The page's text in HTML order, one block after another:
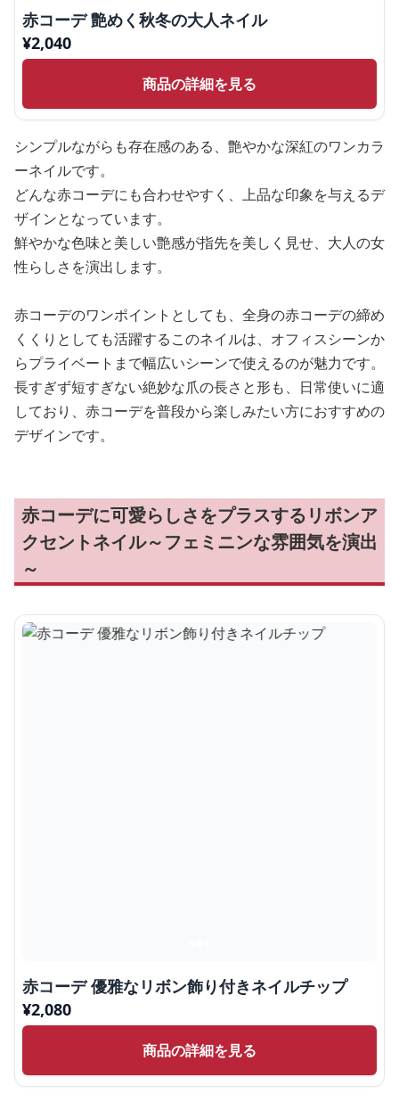
赤コーデ 艶めく秋冬の大人ネイル
¥2,040
商品の詳細を見る
シンプルながらも存在感のある、艶やかな深紅のワンカラ
ーネイルです。
どんな赤コーデにも合わせやすく、上品な印象を与えるデ
ザインとなっています。
鮮やかな色味と美しい艶感が指先を美しく見せ、大人の女
性らしさを演出します。
赤コーデのワンポイントとしても、全身の赤コーデの締め
くくりとしても活躍するこのネイルは、オフィスシーンか
らプライベートまで幅広いシーンで使えるのが魅力です。
長すぎず短すぎない絶妙な爪の長さと形も、日常使いに適
しており、赤コーデを普段から楽しみたい方におすすめの
デザインです。
赤コーデに可愛らしさをプラスするリボンア
クセントネイル～フェミニンな雰囲気を演出
～
赤コーデ 優雅なリボン飾り付きネイルチップ
¥2,080
商品の詳細を見る